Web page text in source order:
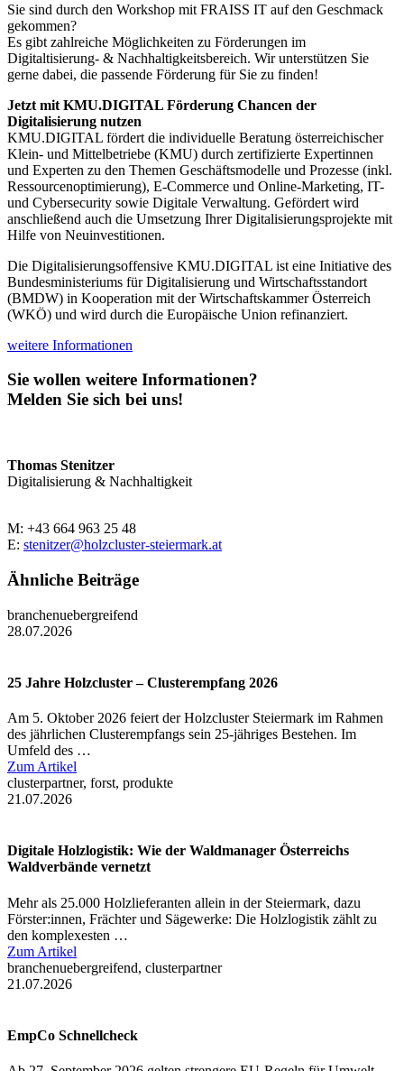
Sie sind durch den Workshop mit FRAISS IT auf den Geschmack
gekommen?
Es gibt zahlreiche Möglichkeiten zu Förderungen im
Digitaltisierung- & Nachhaltigkeitsbereich. Wir unterstützen Sie
gerne dabei, die passende Förderung für Sie zu finden!
Jetzt mit KMU.DIGITAL Förderung Chancen der
Digitalisierung nutzen
KMU.DIGITAL fördert die individuelle Beratung österreichischer
Klein- und Mittelbetriebe (KMU) durch zertifizierte Expertinnen
und Experten zu den Themen Geschäftsmodelle und Prozesse (inkl.
Ressourcenoptimierung), E-Commerce und Online-Marketing, IT-
und Cybersecurity sowie Digitale Verwaltung. Gefördert wird
anschließend auch die Umsetzung Ihrer Digitalisierungsprojekte mit
Hilfe von Neuinvestitionen.
Die Digitalisierungsoffensive KMU.DIGITAL ist eine Initiative des
Bundesministeriums für Digitalisierung und Wirtschaftsstandort
(BMDW) in Kooperation mit der Wirtschaftskammer Österreich
(WKÖ) und wird durch die Europäische Union refinanziert.
weitere Informationen
Sie wollen weitere Informationen?
Melden Sie sich bei uns!
Thomas Stenitzer
Digitalisierung & Nachhaltigkeit
M: +43 664 963 25 48
E: stenitzer@holzcluster-steiermark.at
Ähnliche Beiträge
branchenuebergreifend
28.07.2026
25 Jahre Holzcluster – Clusterempfang 2026
Am 5. Oktober 2026 feiert der Holzcluster Steiermark im Rahmen
des jährlichen Clusterempfangs sein 25-jähriges Bestehen. Im
Umfeld des …
Zum Artikel
clusterpartner, forst, produkte
21.07.2026
Digitale Holzlogistik: Wie der Waldmanager Österreichs
Waldverbände vernetzt
Mehr als 25.000 Holzlieferanten allein in der Steiermark, dazu
Förster:innen, Frächter und Sägewerke: Die Holzlogistik zählt zu
den komplexesten …
Zum Artikel
branchenuebergreifend, clusterpartner
21.07.2026
EmpCo Schnellcheck